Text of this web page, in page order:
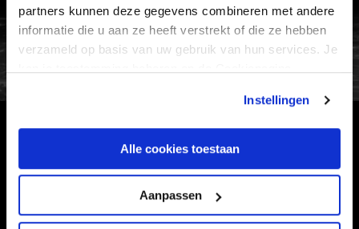
partners kunnen deze gegevens combineren met andere
informatie die u aan ze heeft verstrekt of die ze hebben
verzameld op basis van uw gebruik van hun services. Je
Instellingen
Alle cookies toestaan
Aanpassen
FC Utrecht<br>vanuit<br>het
HOOFDSPONSOR